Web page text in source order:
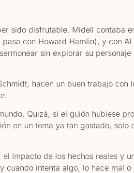
sido disfrutable. Midell contaba
con Howard Hamlin), y con Al
sin explorar su
hacen un buen trabajo con
Quizá, si el guión hubiese
en un tema ya tan gastado, solo
impacto de los hechos reales y
cuando intenta algo, lo hace mal o